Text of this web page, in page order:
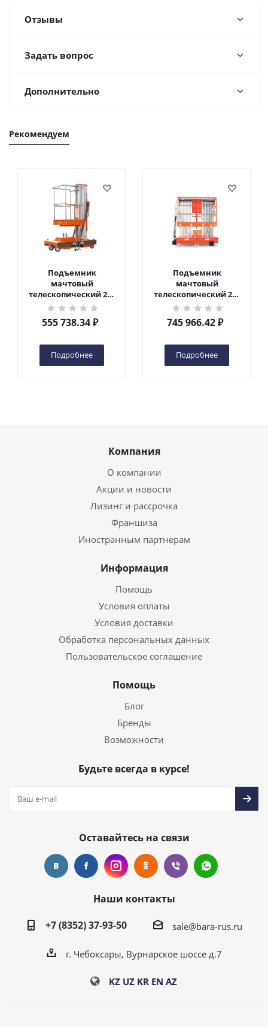
Отзывы
Задать вопрос
Дополнительно
Рекомендуем
Подъемник
мачтовый
телескопический 200
кг 6 м TOR GTWY6-200S
DC 2-мачтовый
(автономный) (G) в
555 738.34₽
Подробнее
Подъемник
мачтовый
телескопический 200
кг 10 м TOR GTWY10-
200S DC 2-мачтовый
(автономный) (N) в
745 966.42₽
Подробнее
Компания
О компании
Акции и новости
Лизинг и рассрочка
Франшиза
Иностранным партнерам
Информация
Помощь
Условия оплаты
Условия доставки
Обработка персональных данных
Пользовательское соглашение
Помощь
Блог
Бренды
Возможности
Будьте всегда в курсе!
Оставайтесь на связи
Наши контакты
+7 (8352) 37-93-50
sale@bara-rus.ru
г. Чебоксары, Вурнарское шоссе д.7
KZ UZ KR EN AZ